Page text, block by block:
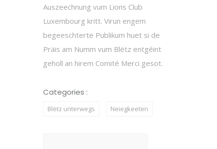
Auszeechnung vum Lions Club
Luxembourg kritt. Virun engem
begeeschterte Publikum huet si de
Präis am Numm vum Blëtz entgéint
geholl an hirem Comité Merci gesot.
Categories :
Blëtz unterwegs Neiegkeeten